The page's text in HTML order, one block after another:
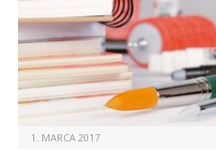
1. MARCA 2017